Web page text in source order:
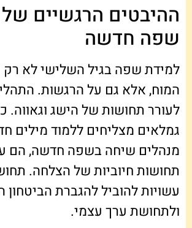
ההיבטים הרגשיים
שפה חדשה
למידת שפה בגיל השלישי לא
המוח, אלא גם על הרגשות.
לעורר תחושות של הישג וגאווה.
גמלאים מצליחים ללמוד מילים
מנהלים שיחה בשפה חדשה, הם
תחושות חיוביות של הצלחה.
עשויות להוביל להגברת הביטחון
ולתחושת ערך עצמי.